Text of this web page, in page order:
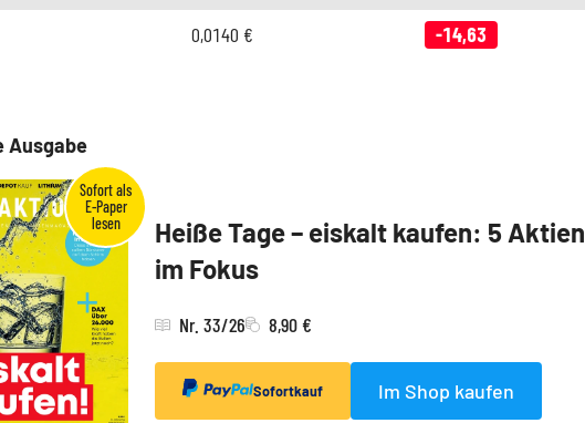
0,0140 € -14,63
Ausgabe
Heiße Tage – eiskalt kaufen: 5 Aktien
im Fokus
Nr. 33/26 8,90 €
Sofortkauf Im Shop kaufen